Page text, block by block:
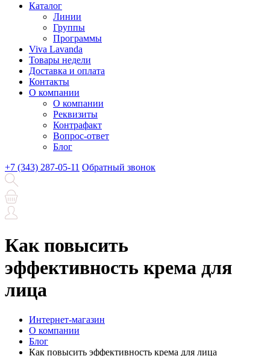
Каталог
Линии
Группы
Программы
Viva Lavanda
Товары недели
Доставка и оплата
Контакты
О компании
О компании
Реквизиты
Контрафакт
Вопрос-ответ
Блог
+7 (343) 287-05-11 Обратный звонок
Как повысить
эффективность крема для
лица
Интернет-магазин
О компании
Блог
Как повысить эффективность крема для лица